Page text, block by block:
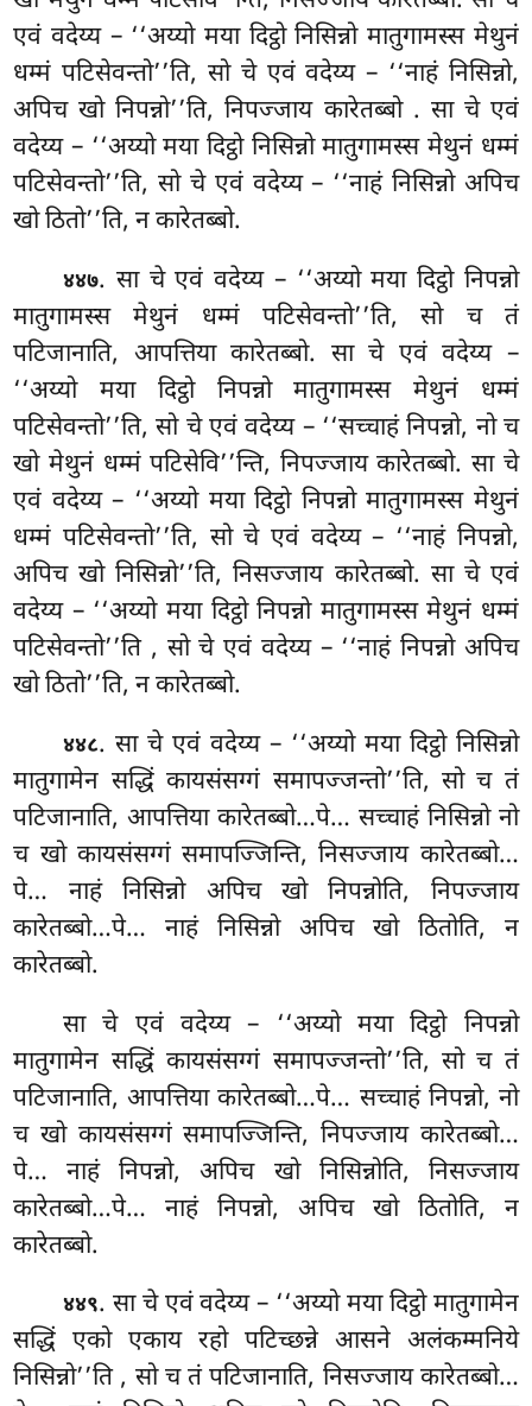
एवं वदेय्य – ‘‘अय्यो मया दिट्ठो निसिन्नोमातुगामस्स मेथुनं
धम्मं पटिसेवन्तो’’ति, सो चे एवं वदेय्य – ‘‘नाहं निसिन्नो,
अपिच खो निपन्नो’’ति, निपज्जाय कारेतब्बो . सा चे एवं
वदेय्य – ‘‘अय्यो मया दिट्ठो निसिन्नो मातुगामस्स मेथुनं धम्मं
पटिसेवन्तो’’ति, सो चे एवं वदेय्य – ‘‘नाहं निसिन्नो अपिच
खो ठितो’’ति, न कारेतब्बो.
४४७. सा चे एवं वदेय्य – ‘‘अय्यो मया दिट्ठो निपन्नो
मातुगामस्स मेथुनं धम्मं पटिसेवन्तो’’ति, सो च तं
पटिजानाति, आपत्तिया कारेतब्बो. सा चे एवं वदेय्य –
‘‘अय्यो मया दिट्ठो निपन्नो मातुगामस्स मेथुनं धम्मं
पटिसेवन्तो’’ति, सो चे एवं वदेय्य – ‘‘सच्चाहं निपन्नो, नो च
खो मेथुनं धम्मं पटिसेवि’’न्ति, निपज्जाय कारेतब्बो. सा चे
एवं वदेय्य – ‘‘अय्यो मया दिट्ठो निपन्नो मातुगामस्स मेथुनं
धम्मं पटिसेवन्तो’’ति, सो चे एवं वदेय्य – ‘‘नाहं निपन्नो,
अपिच खो निसिन्नो’’ति, निसज्जाय कारेतब्बो. सा चे एवं
वदेय्य – ‘‘अय्यो मया दिट्ठो निपन्नो मातुगामस्स मेथुनं धम्मं
पटिसेवन्तो’’ति , सो चे एवं वदेय्य – ‘‘नाहं निपन्नो अपिच
खो ठितो’’ति, न कारेतब्बो.
४४८. सा चे एवं वदेय्य – ‘‘अय्यो मया दिट्ठो निसिन्नो
मातुगामेन सद्धिं कायसंसग्गं समापज्जन्तो’’ति, सो च तं
पटिजानाति, आपत्तिया कारेतब्बो…पे… सच्चाहं निसिन्नो नो
च खो कायसंसग्गं समापज्जिन्ति, निसज्जाय कारेतब्बो…
पे… नाहं निसिन्नो अपिच खो निपन्नोति, निपज्जाय
कारेतब्बो…पे… नाहं निसिन्नो अपिच खो ठितोति, न
कारेतब्बो.
सा चे एवं वदेय्य – ‘‘अय्यो मया दिट्ठो निपन्नो
मातुगामेन सद्धिं कायसंसग्गं समापज्जन्तो’’ति, सो च तं
पटिजानाति, आपत्तिया कारेतब्बो…पे… सच्चाहं निपन्नो, नो
च खो कायसंसग्गं समापज्जिन्ति, निपज्जाय कारेतब्बो…
पे… नाहं निपन्नो, अपिच खो निसिन्नोति, निसज्जाय
कारेतब्बो…पे… नाहं निपन्नो, अपिच खो ठितोति, न
कारेतब्बो.
४४९. सा चे एवं वदेय्य – ‘‘अय्यो मया दिट्ठो मातुगामेन
सद्धिं एको एकाय रहो पटिच्छन्ने आसने अलंकम्मनिये
निसिन्नो’’ति , सो च तं पटिजानाति, निसज्जाय कारेतब्बो…